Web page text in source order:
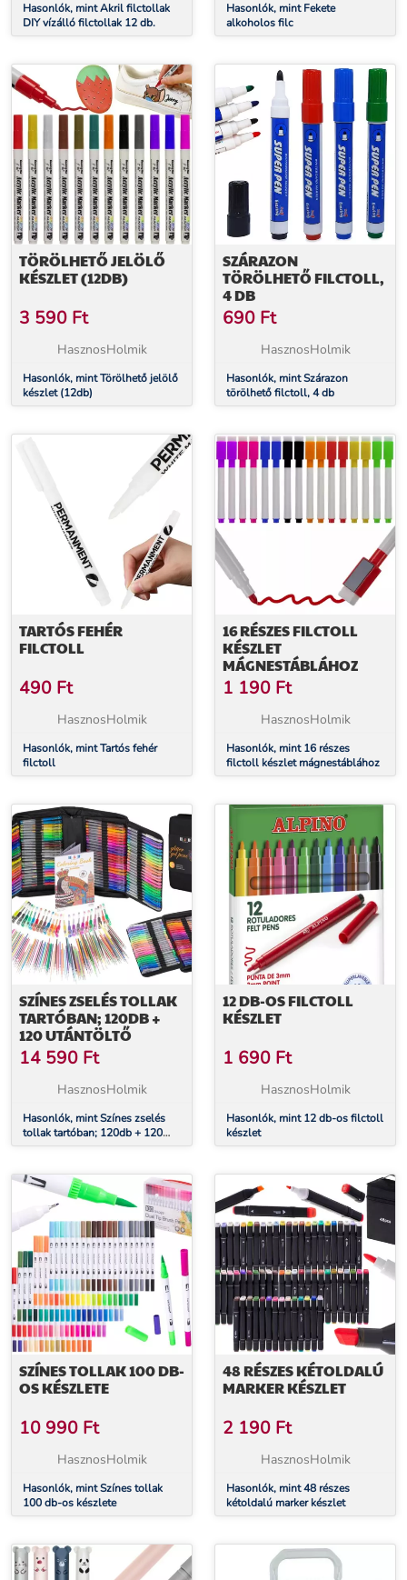
Hasonlók, mint Akril filctollak
DIY vízálló filctollak 12 db.
Hasonlók, mint Fekete
alkoholos filc
TÖRÖLHETŐ JELÖLŐ
KÉSZLET (12DB)
3 590 Ft
HasznosHolmik
Hasonlók, mint Törölhető jelölő
készlet (12db)
SZÁRAZON
TÖRÖLHETŐ FILCTOLL,
4 DB
690 Ft
HasznosHolmik
Hasonlók, mint Szárazon
törölhető filctoll, 4 db
TARTÓS FEHÉR
FILCTOLL
490 Ft
HasznosHolmik
Hasonlók, mint Tartós fehér
filctoll
16 RÉSZES FILCTOLL
KÉSZLET
MÁGNESTÁBLÁHOZ
1 190 Ft
HasznosHolmik
Hasonlók, mint 16 részes
filctoll készlet mágnestáblához
SZÍNES ZSELÉS TOLLAK
TARTÓBAN; 120DB +
120 UTÁNTÖLTŐ
14 590 Ft
HasznosHolmik
Hasonlók, mint Színes zselés
tollak tartóban; 120db + 120
utántöltő
12 DB-OS FILCTOLL
KÉSZLET
1 690 Ft
HasznosHolmik
Hasonlók, mint 12 db-os filctoll
készlet
SZÍNES TOLLAK 100 DB-
OS KÉSZLETE
10 990 Ft
HasznosHolmik
Hasonlók, mint Színes tollak
100 db-os készlete
48 RÉSZES KÉTOLDALÚ
MARKER KÉSZLET
2 190 Ft
HasznosHolmik
Hasonlók, mint 48 részes
kétoldalú marker készlet